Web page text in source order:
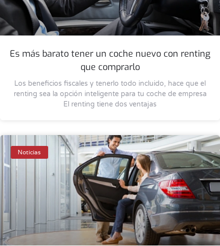
Es más barato tener un coche nuevo con renting
que comprarlo
Los beneficios fiscales y tenerlo todo incluido, hace que el
renting sea la opción inteligente para tu coche de empresa
El renting tiene dos ventajas
Noticias